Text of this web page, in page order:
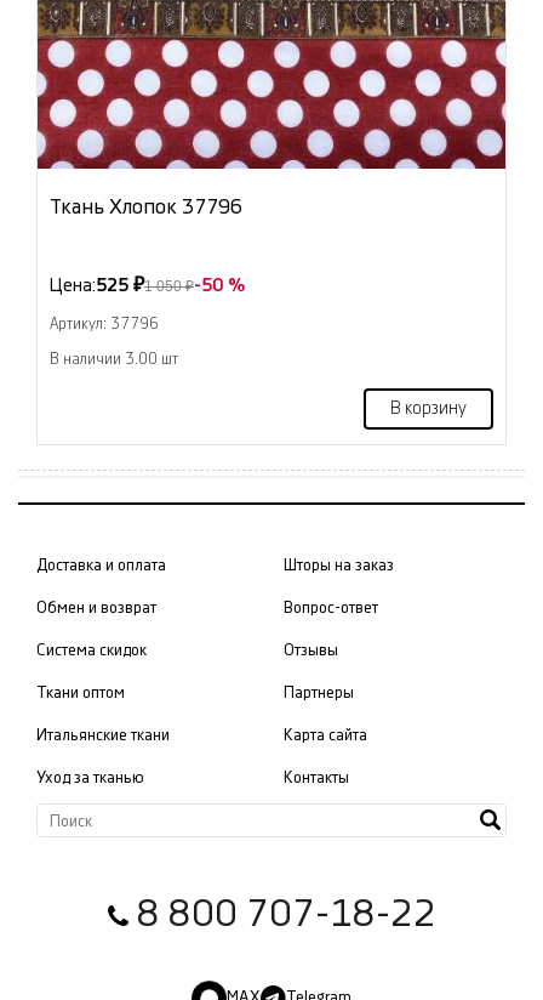
Ткань Хлопок 37796
Цена:525 ₽1 050 ₽-50 %
Артикул: 37796
В наличии 3.00 шт
В корзину
Доставка и оплата
Обмен и возврат
Система скидок
Ткани оптом
Итальянские ткани
Уход за тканью
Шторы на заказ
Вопрос-ответ
Отзывы
Партнеры
Карта сайта
Контакты
8 800 707-18-22